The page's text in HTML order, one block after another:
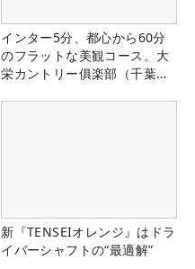
インター5分、都心から60分
のフラットな美観コース。大
栄カントリー俱楽部（千葉
新『TENSEIオレンジ』はドラ
イバーシャフトの“最適解”